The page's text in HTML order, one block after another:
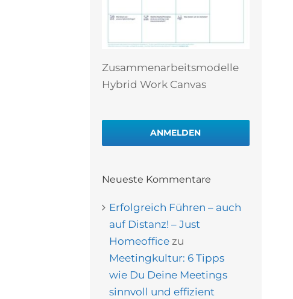
Zusammenarbeitsmodelle
Hybrid Work Canvas
ANMELDEN
Neueste Kommentare
Erfolgreich Führen – auch
auf Distanz! – Just
Homeofficezu
Meetingkultur: 6 Tipps
wie Du Deine Meetings
sinnvoll und effizient